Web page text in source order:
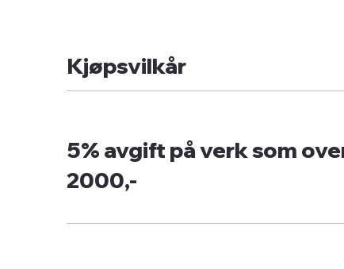
Kjøpsvilkår
5% avgift på verk som
2000,-